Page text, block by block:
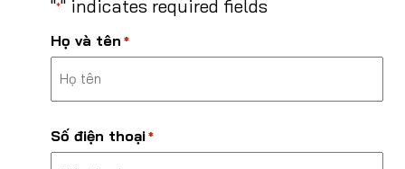
"*" indicates required fields
Họ và tên *
Số điện thoại *